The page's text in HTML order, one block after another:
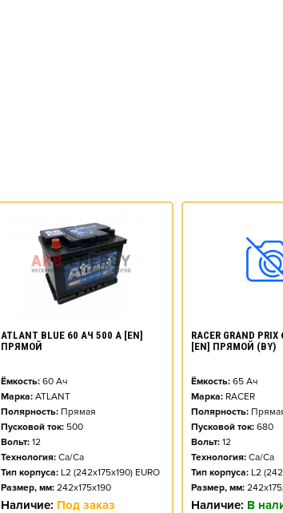
ATLANT BLUE 60 АЧ 500 А [EN]
ПРЯМОЙ
Ёмкость: 60 Ач
Марка: ATLANT
Полярность: Прямая
Пусковой ток: 500
Вольт: 12
Технология: Ca/Ca
Тип корпуса: L2 (242x175x190) EURO
Размер, мм: 242x175x190
Наличие: Под заказ
RACER GRAND
[EN] ПРЯМОЙ (BY)
Ёмкость: 65 Ач
Марка: RACER
Полярность:
Пусковой ток: 680
Вольт: 12
Технология: Ca/Ca
Тип корпуса: L2
Размер, мм:
Наличие: В